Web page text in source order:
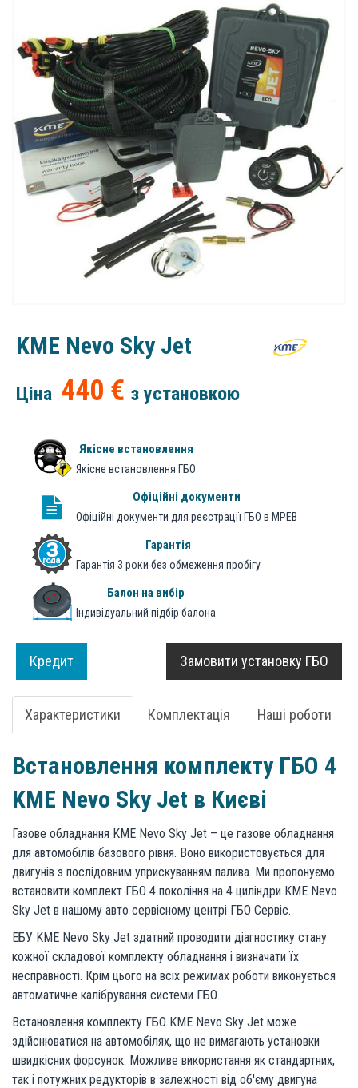
KME Nevo Sky Jet
Ціна 440 € з установкою
Якісне встановлення
Якісне встановлення ГБО
Офіційні документи
Офіційні документи для реєстрації ГБО в МРЕВ
Гарантія
Гарантія 3 роки без обмеження пробігу
Балон на вибір
Індивідуальний підбір балона
Кредит Замовити установку ГБО
Характеристики Комплектація Наші роботи
Встановлення комплекту ГБО 4
KME Nevo Sky Jet в Києві
Газове обладнання KME Nevo Sky Jet – це газове обладнання
для автомобілів базового рівня. Воно використовується для
двигунів з послідовним уприскуванням палива. Ми пропонуємо
встановити комплект ГБО 4 покоління на 4 циліндри KME Nevo
Sky Jet в нашому авто сервісному центрі ГБО Сервіс.
ЕБУ KME Nevo Sky Jet здатний проводити діагностику стану
кожної складової комплекту обладнання і визначати їх
несправності. Крім цього на всіх режимах роботи виконується
автоматичне калібрування системи ГБО.
Встановлення комплекту ГБО KME Nevo Sky Jet може
здійснюватися на автомобілях, що не вимагають установки
швидкісних форсунок. Можливе використання як стандартних,
так і потужних редукторів в залежності від об'єму двигуна